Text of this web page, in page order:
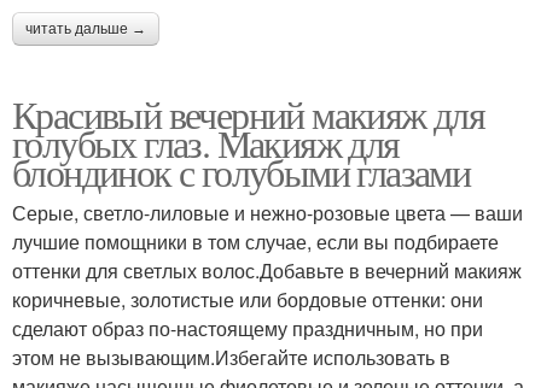
читать дальше →
Красивый вечерний макияж для
голубых глаз. Макияж для
блондинок с голубыми глазами
Серые, светло-лиловые и нежно-розовые цвета — ваши
лучшие помощники в том случае, если вы подбираете
оттенки для светлых волос.Добавьте в вечерний макияж
коричневые, золотистые или бордовые оттенки: они
сделают образ по-настоящему праздничным, но при
этом не вызывающим.Избегайте использовать в